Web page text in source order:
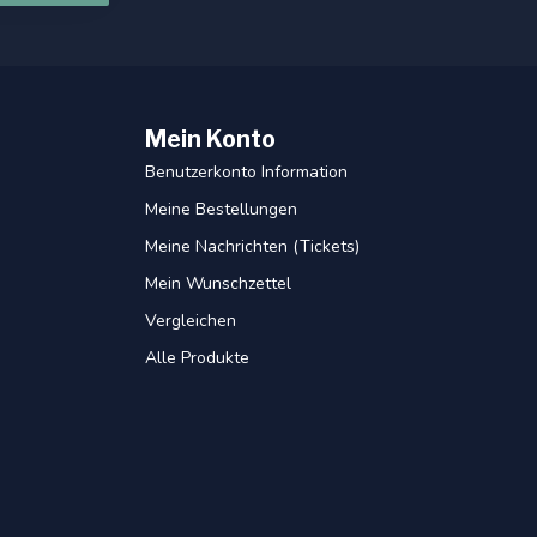
Mein Konto
Benutzerkonto Information
Meine Bestellungen
Meine Nachrichten (Tickets)
Mein Wunschzettel
Vergleichen
Alle Produkte